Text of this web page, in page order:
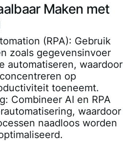
Maken met
(RPA): Gebruik
zoals gegevensinvoer
automatiseren, waardoor
op
toeneemt.
Combineer AI en RPA
waardoor
naadloos worden